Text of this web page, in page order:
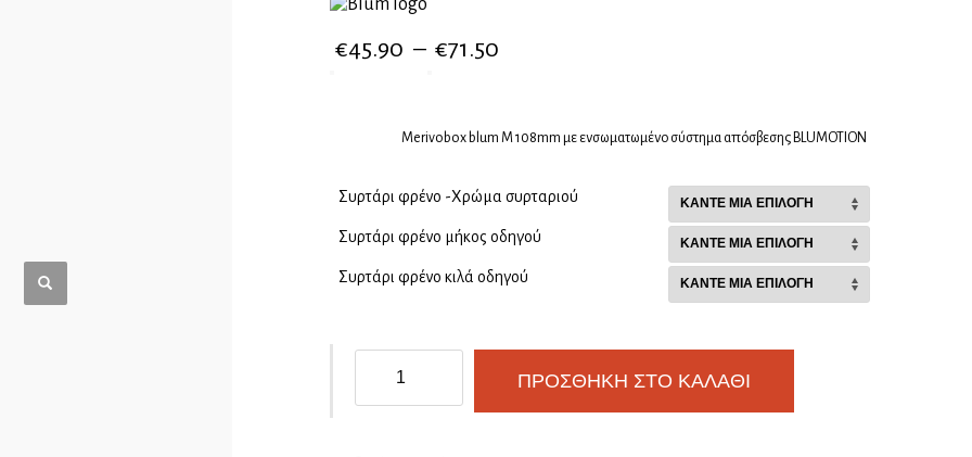
€45.90 – €71.50
Merivobox blum M 108mm με ενσωματωμένο σύστημα απόσβεσης BLUMOTION
Συρτάρι φρένο -Χρώμα συρταριού
Συρτάρι φρένο μήκος οδηγού
Συρτάρι φρένο κιλά οδηγού
M
ΠΡΟΣΘΉΚΗ ΣΤΟ ΚΑΛΆΘΙ